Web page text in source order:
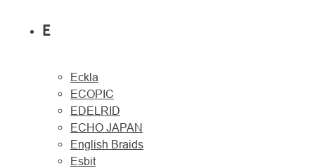
E
Eckla
ECOPIC
EDELRID
ECHO JAPAN
English Braids
Esbit